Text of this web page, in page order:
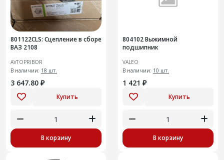
801122CLS: Сцепление в сборе
ВАЗ 2108
AVTOPRIBOR
В наличии: 18 шт.
3 647.80 ₽
Купить
В корзину
804102 Выжимной
подшипник
VALEO
В наличии: 10 шт.
1 421 ₽
Купить
В корзину